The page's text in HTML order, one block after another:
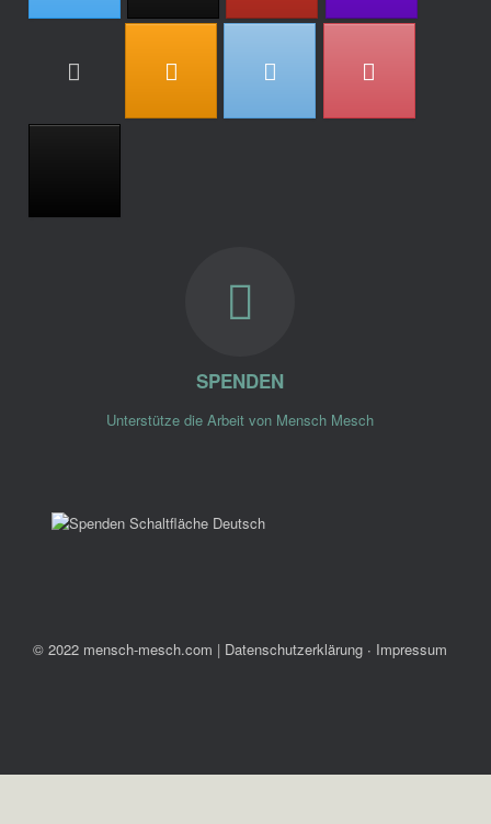
SPENDEN
Unterstütze die Arbeit von Mensch Mesch
© 2022 mensch-mesch.com | Datenschutzerklärung ∙ Impressum